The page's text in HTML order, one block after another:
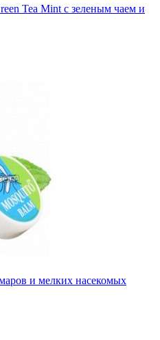
Tea Mint с зеленым чаем и
и мелких насекомых